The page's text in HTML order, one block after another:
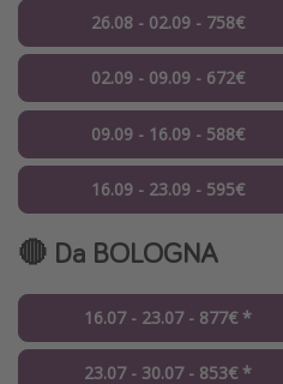
26.08 - 02.09 - 758€
02.09 - 09.09 - 672€
09.09 - 16.09 - 588€
16.09 - 23.09 - 595€
🔴 Da BOLOGNA
16.07 - 23.07 - 877€ *
23.07 - 30.07 - 853€ *